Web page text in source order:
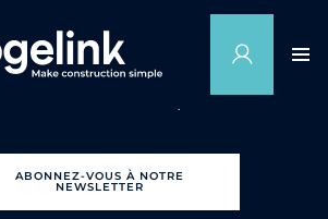
ABONNEZ-VOUS À NOTRE
NEWSLETTER